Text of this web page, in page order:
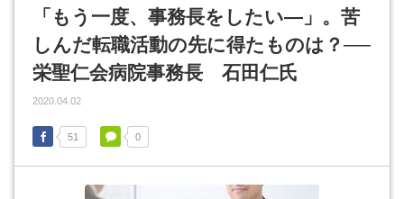
「もう一度、事務長をしたい―」。苦
しんだ転職活動の先に得たものは？──
栄聖仁会病院事務長 石田仁氏
2020.04.02
51 0